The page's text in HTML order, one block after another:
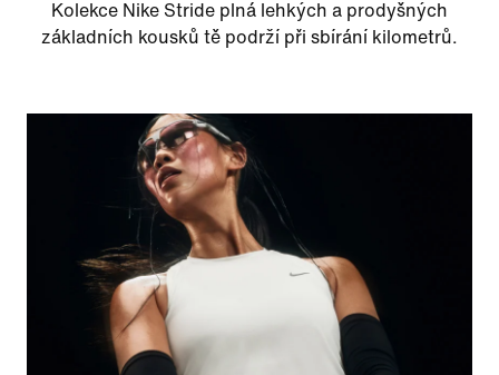
Kolekce Nike Stride plná lehkých a prodyšných
základních kousků tě podrží při sbírání kilometrů.